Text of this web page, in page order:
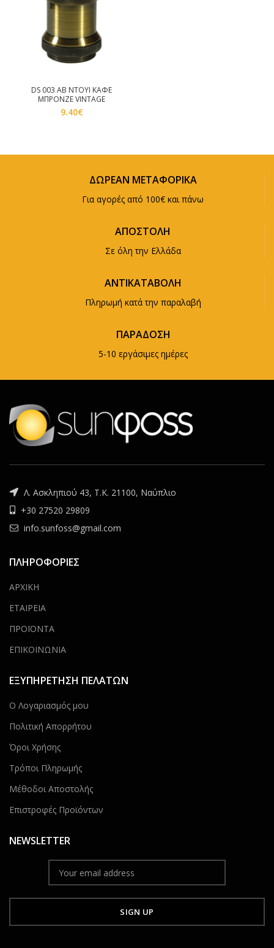
DS 003 AB ΝΤΟΥΙ ΚΑΦΕ
ΜΠΡΟΝΖΕ VINTAGE
9.40€
ΔΩΡΕΑΝ ΜΕΤΑΦΟΡΙΚΑ
Για αγορές από 100€ και πάνω
ΑΠΟΣΤΟΛΗ
Σε όλη την Ελλάδα
ΑΝΤΙΚΑΤΑΒΟΛΗ
Πληρωμή κατά την παραλαβή
ΠΑΡΑΔΟΣΗ
5-10 εργάσιμες ημέρες
Λ. Ασκληπιού 43, Τ.Κ. 21100, Ναύπλιο
+30 27520 29809
info.sunfoss@gmail.com
ΠΛΗΡΟΦΟΡΙΕΣ
ΑΡΧΙΚΗ
ΕΤΑΙΡΕΙΑ
ΠΡΟΪΟΝΤΑ
ΕΠΙΚΟΙΝΩΝΙΑ
ΕΞΥΠΗΡΕΤΗΣΗ ΠΕΛΑΤΩΝ
Ο Λογαριασμός μου
Πολιτική Απορρήτου
Όροι Χρήσης
Τρόποι Πληρωμής
Μέθοδοι Αποστολής
Επιστροφές Προϊόντων
NEWSLETTER